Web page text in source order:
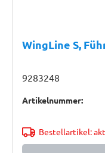
WingLine S,
9283248
Artikelnummer:
Bestellartikel: